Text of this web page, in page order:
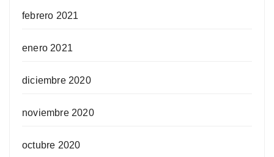
febrero 2021
enero 2021
diciembre 2020
noviembre 2020
octubre 2020